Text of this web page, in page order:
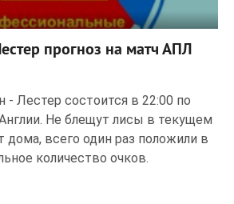
прогноз на матч АПЛ
- Лестер состоится в 22:00 по
Не блещут лисы в текущем
дома, всего один раз положили в
количество очков.